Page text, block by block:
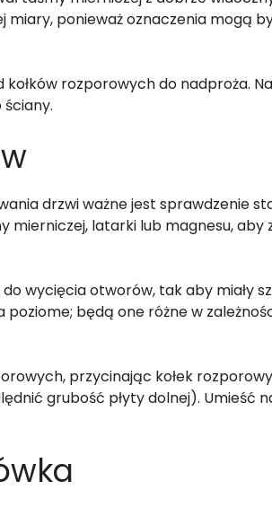
miary, ponieważ oznaczenia mogą
kołków rozporowych do nadproża.
ściany.
drzwi ważne jest sprawdzenie
mierniczej, latarki lub magnesu, aby
wycięcia otworów, tak aby miały
będą one różne w
przycinając kołek
grubość płyty dolnej). Umieść